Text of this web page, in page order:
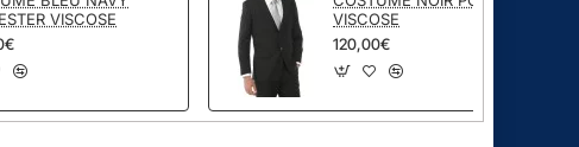
VISCOSE
VISCOSE
120,00€